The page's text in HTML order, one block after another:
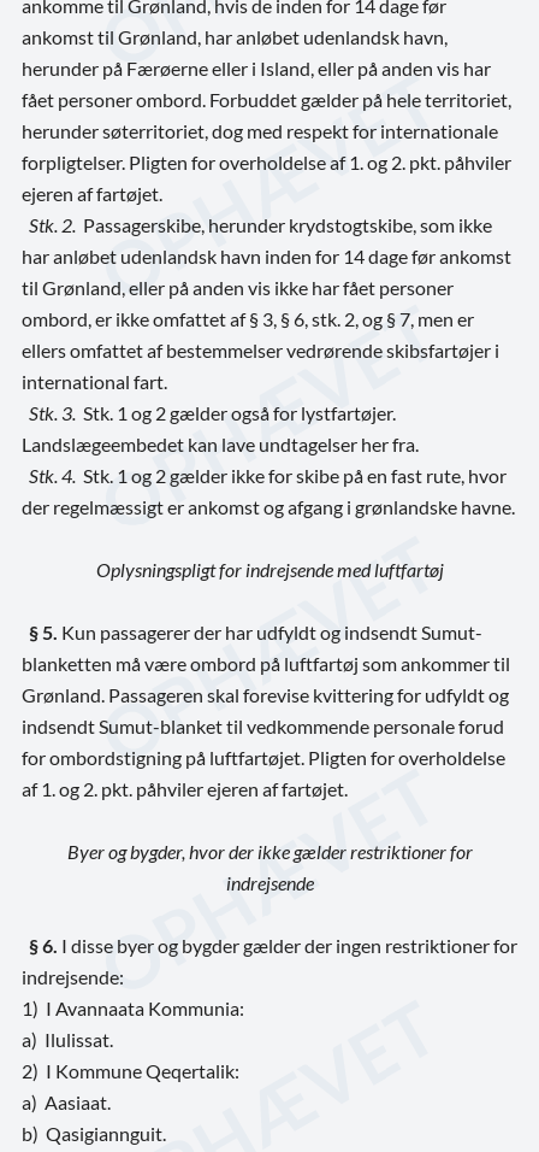
ankomme til Grønland, hvis de inden for 14 dage før
ankomst til Grønland, har anløbet udenlandsk havn,
herunder på Færøerne eller i Island, eller på anden vis har
fået personer ombord. Forbuddet gælder på hele territoriet,
herunder søterritoriet, dog med respekt for internationale
forpligtelser. Pligten for overholdelse af 1. og 2. pkt. påhviler
ejeren af fartøjet.
Stk. 2. Passagerskibe, herunder krydstogtskibe, som ikke
har anløbet udenlandsk havn inden for 14 dage før ankomst
til Grønland, eller på anden vis ikke har fået personer
ombord, er ikke omfattet af § 3, § 6, stk. 2, og § 7, men er
ellers omfattet af bestemmelser vedrørende skibsfartøjer i
international fart.
Stk. 3. Stk. 1 og 2 gælder også for lystfartøjer.
Landslægeembedet kan lave undtagelser her fra.
Stk. 4. Stk. 1 og 2 gælder ikke for skibe på en fast rute, hvor
der regelmæssigt er ankomst og afgang i grønlandske havne.
Oplysningspligt for indrejsende med luftfartøj
§ 5. Kun passagerer der har udfyldt og indsendt Sumut-
blanketten må være ombord på luftfartøj som ankommer til
Grønland. Passageren skal forevise kvittering for udfyldt og
indsendt Sumut-blanket til vedkommende personale forud
for ombordstigning på luftfartøjet. Pligten for overholdelse
af 1. og 2. pkt. påhviler ejeren af fartøjet.
Byer og bygder, hvor der ikke gælder restriktioner for
indrejsende
§ 6. I disse byer og bygder gælder der ingen restriktioner for
indrejsende:
1) I Avannaata Kommunia:
a) Ilulissat.
2) I Kommune Qeqertalik:
a) Aasiaat.
b) Qasigiannguit.